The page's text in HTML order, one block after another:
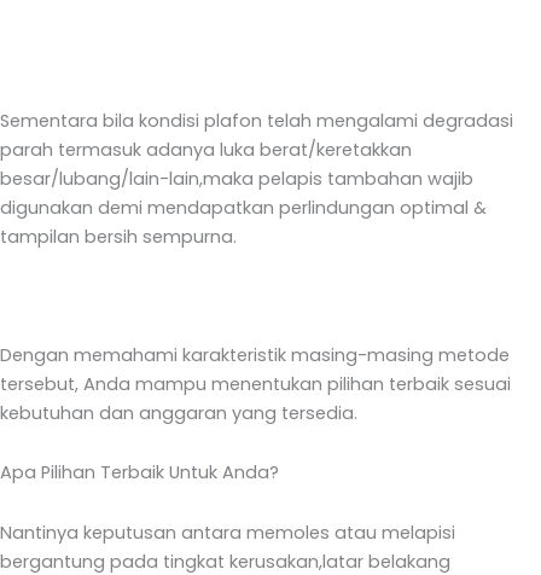
Sementara bila kondisi plafon telah mengalami degradasi
parah termasuk adanya luka berat/keretakkan
besar/lubang/lain-lain,maka pelapis tambahan wajib
digunakan demi mendapatkan perlindungan optimal &
tampilan bersih sempurna.
Dengan memahami karakteristik masing-masing metode
tersebut, Anda mampu menentukan pilihan terbaik sesuai
kebutuhan dan anggaran yang tersedia.
Apa Pilihan Terbaik Untuk Anda?
Nantinya keputusan antara memoles atau melapisi
bergantung pada tingkat kerusakan,latar belakang